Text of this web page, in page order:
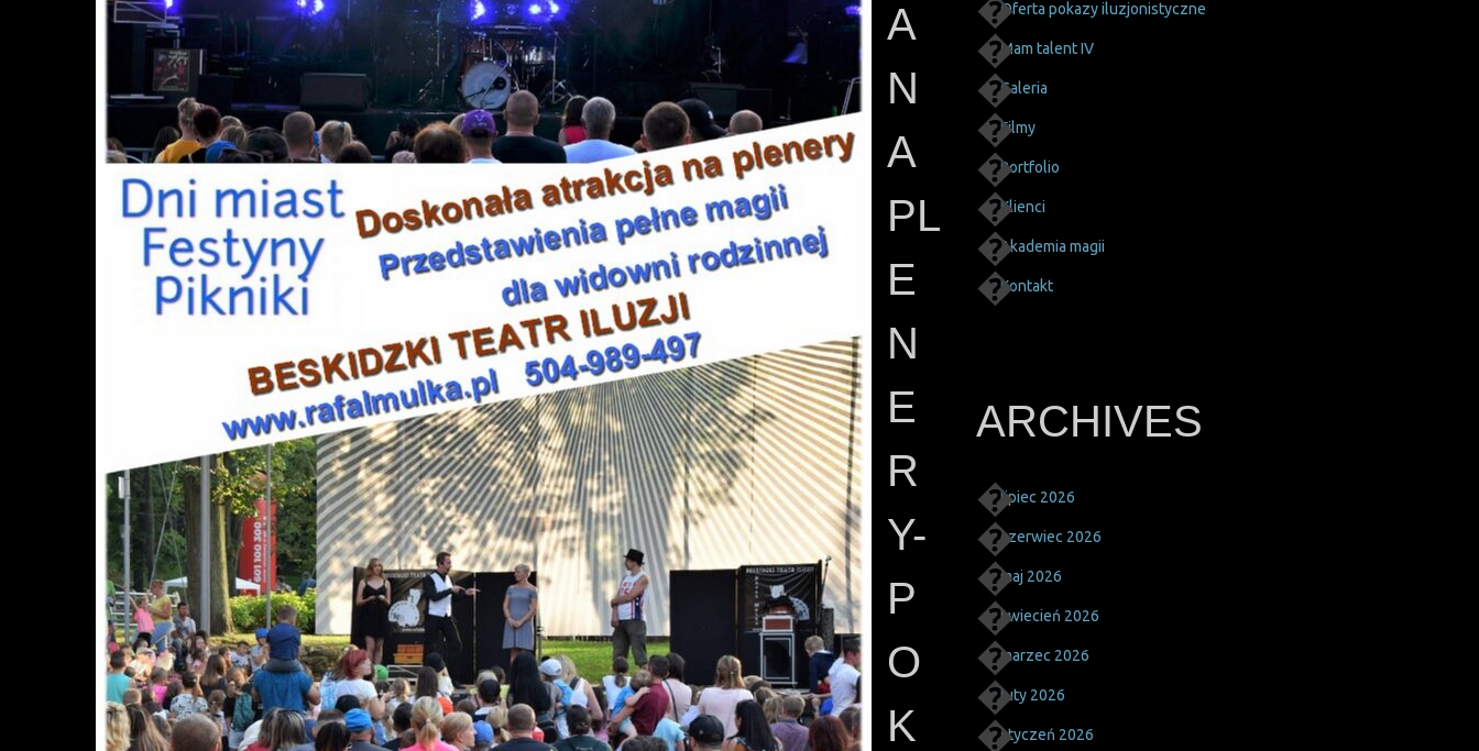
A
N
A
PL
E
N
E
R
Y-
P
O
K
Oferta pokazy iluzjonistyczne
Mam talent IV
Galeria
Filmy
Portfolio
Klienci
Akademia magii
Kontakt
ARCHIVES
lipiec 2026
czerwiec 2026
maj 2026
kwiecień 2026
marzec 2026
luty 2026
styczeń 2026